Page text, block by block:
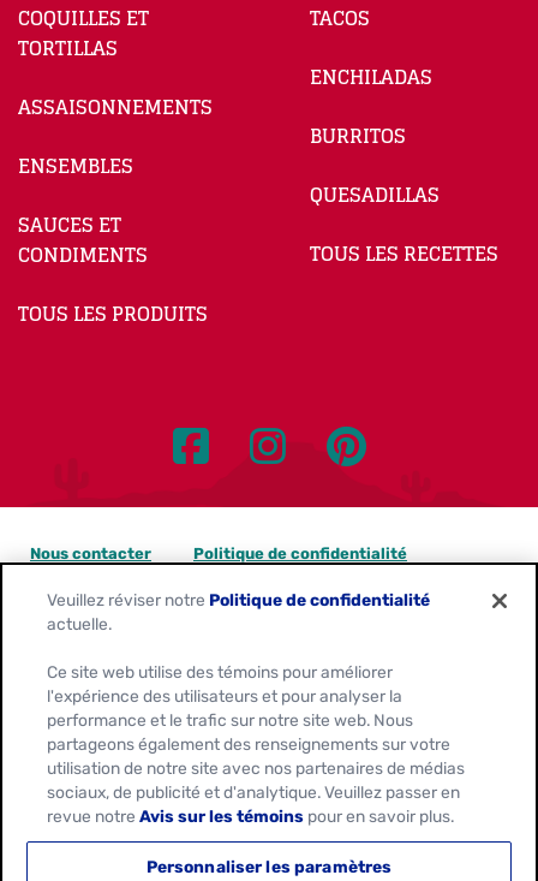
COQUILLES ET
TORTILLAS
ASSAISONNEMENTS
ENSEMBLES
SAUCES ET
CONDIMENTS
TOUS LES PRODUITS
TACOS
ENCHILADAS
BURRITOS
QUESADILLAS
TOUS LES RECETTES
Location:
Canada
Nous contacter Politique de confidentialité
Avis sur les témoins
Demandes de confidentialité des données
Conditions d'utilisation
Veuillez réviser notre Politique de confidentialité
actuelle.
Ce site web utilise des témoins pour améliorer
l'expérience des utilisateurs et pour analyser la
performance et le trafic sur notre site web. Nous
partageons également des renseignements sur votre
utilisation de notre site avec nos partenaires de médias
sociaux, de publicité et d'analytique. Veuillez passer en
revue notreAvis sur les témoins pour en savoir plus.
Personnaliser les paramètres